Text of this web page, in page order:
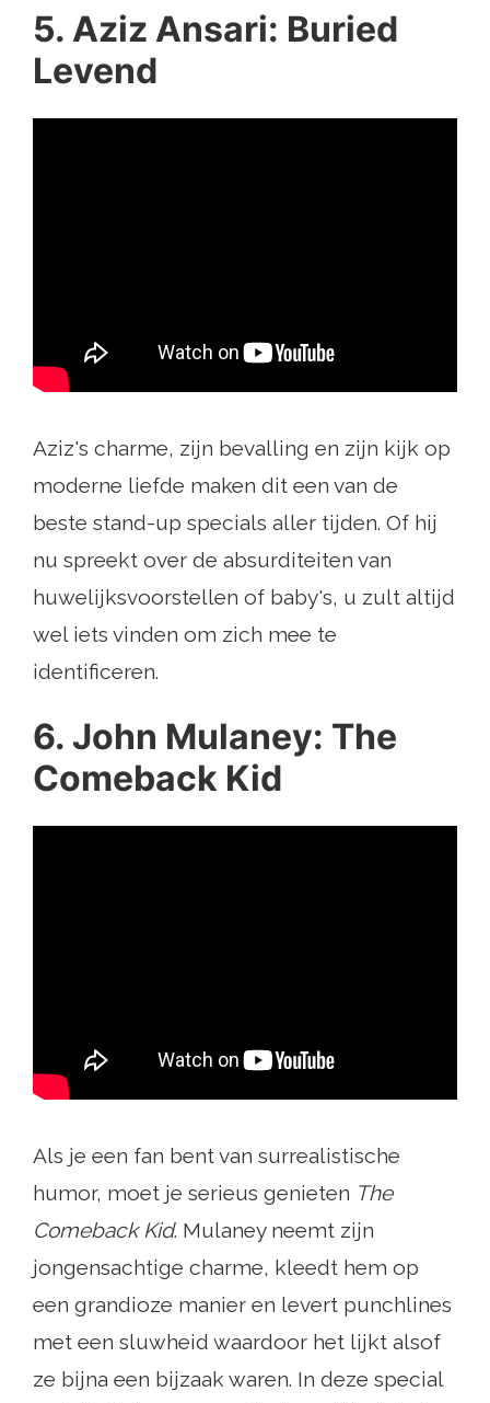
5. Aziz Ansari: Buried
Levend
Aziz's charme, zijn bevalling en zijn kijk op
moderne liefde maken dit een van de
beste stand-up specials aller tijden. Of hij
nu spreekt over de absurditeiten van
huwelijksvoorstellen of baby's, u zult altijd
wel iets vinden om zich mee te
identificeren.
6. John Mulaney: The
Comeback Kid
Als je een fan bent van surrealistische
humor, moet je serieus genieten The
Comeback Kid. Mulaney neemt zijn
jongensachtige charme, kleedt hem op
een grandioze manier en levert punchlines
met een sluwheid waardoor het lijkt alsof
ze bijna een bijzaak waren. In deze special